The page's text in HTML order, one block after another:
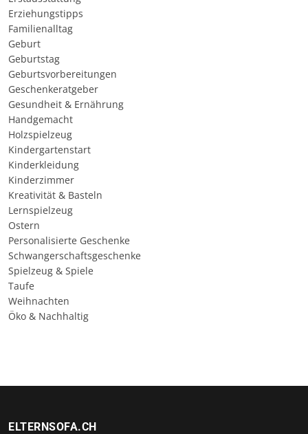
Erziehungstipps
Familienalltag
Geburt
Geburtstag
Geburtsvorbereitungen
Geschenkeratgeber
Gesundheit & Ernährung
Handgemacht
Holzspielzeug
Kindergartenstart
Kinderkleidung
Kinderzimmer
Kreativität & Basteln
Lernspielzeug
Ostern
Personalisierte Geschenke
Schwangerschaftsgeschenke
Spielzeug & Spiele
Taufe
Weihnachten
Öko & Nachhaltig
ELTERNSOFA.CH